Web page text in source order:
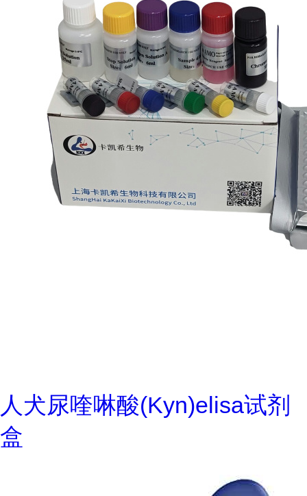
人犬尿喹啉酸(Kyn)elisa试剂
盒